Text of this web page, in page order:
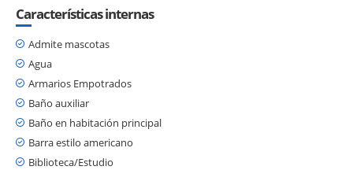
Características internas
Admite mascotas
Agua
Armarios Empotrados
Baño auxiliar
Baño en habitación principal
Barra estilo americano
Biblioteca/Estudio